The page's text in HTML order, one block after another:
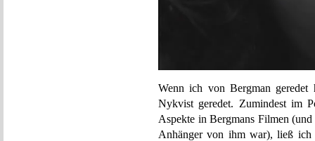
Wenn ich von Bergman geredet
Nykvist geredet. Zumindest im
Aspekte in Bergmans Filmen
Anhänger von ihm war), ließ ich